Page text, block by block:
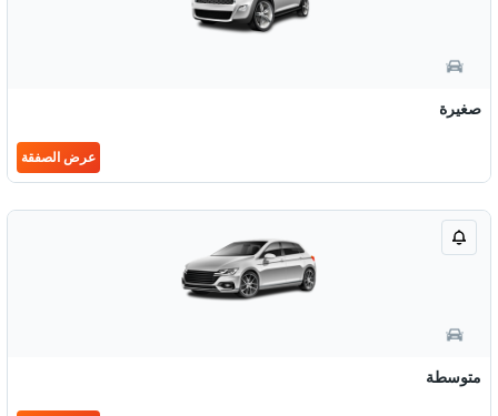
صغيرة
عرض الصفقة
متوسطة